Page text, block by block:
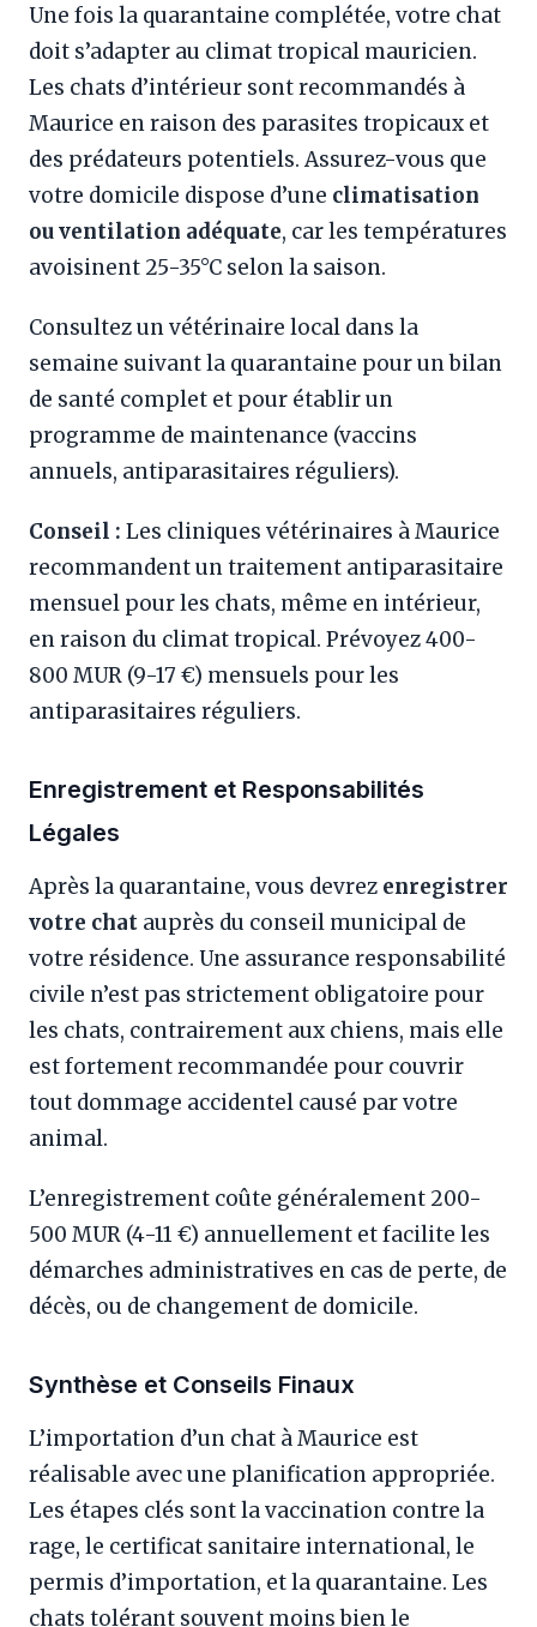
Une fois la quarantaine complétée, votre chat
doit s’adapter au climat tropical mauricien.
Les chats d’intérieur sont recommandés à
Maurice en raison des parasites tropicaux et
des prédateurs potentiels. Assurez-vous que
votre domicile dispose d’une climatisation
ou ventilation adéquate, car les températures
avoisinent 25-35°C selon la saison.
Consultez un vétérinaire local dans la
semaine suivant la quarantaine pour un bilan
de santé complet et pour établir un
programme de maintenance (vaccins
annuels, antiparasitaires réguliers).
Conseil : Les cliniques vétérinaires à Maurice
recommandent un traitement antiparasitaire
mensuel pour les chats, même en intérieur,
en raison du climat tropical. Prévoyez 400-
800 MUR (9-17 €) mensuels pour les
antiparasitaires réguliers.
Enregistrement et Responsabilités
Légales
Après la quarantaine, vous devrez enregistrer
votre chat auprès du conseil municipal de
votre résidence. Une assurance responsabilité
civile n’est pas strictement obligatoire pour
les chats, contrairement aux chiens, mais elle
est fortement recommandée pour couvrir
tout dommage accidentel causé par votre
animal.
L’enregistrement coûte généralement 200-
500 MUR (4-11 €) annuellement et facilite les
démarches administratives en cas de perte, de
décès, ou de changement de domicile.
Synthèse et Conseils Finaux
L’importation d’un chat à Maurice est
réalisable avec une planification appropriée.
Les étapes clés sont la vaccination contre la
rage, le certificat sanitaire international, le
permis d’importation, et la quarantaine. Les
chats tolérant souvent moins bien le